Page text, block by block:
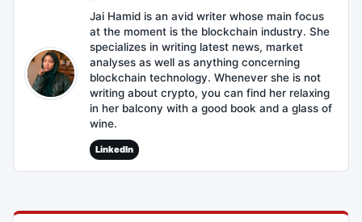
Jai Hamid is an avid writer whose main focus
at the moment is the blockchain industry. She
specializes in writing latest news, market
analyses as well as anything concerning
blockchain technology. Whenever she is not
writing about crypto, you can find her relaxing
in her balcony with a good book and a glass of
wine.
LinkedIn